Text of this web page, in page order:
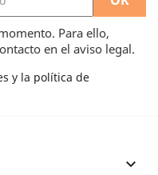
Para ello,
en el aviso legal.
y la política de
